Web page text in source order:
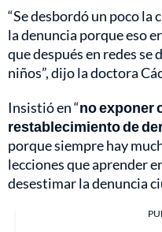
“Se desbordó un poco la
la denuncia porque eso
que después en redes se
niños”, dijo la doctora
Insistió en “no exponer
restablecimiento de
porque siempre hay
lecciones que aprender
desestimar la denuncia